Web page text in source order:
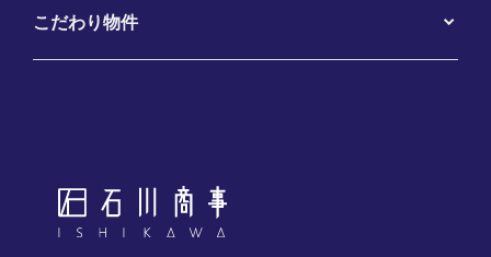
こだわり物件